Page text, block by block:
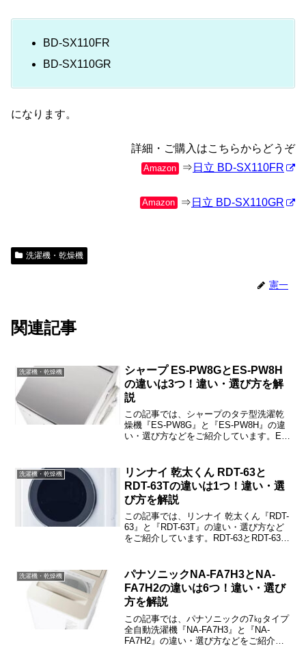
BD-SX110FR
BD-SX110GR
になります。
詳細・ご購入はこちらからどうぞ
Amazon ⇒ 日立 BD-SX110FR
Amazon ⇒ 日立 BD-SX110GR
洗濯機・乾燥機
憲一
関連記事
洗濯機・乾燥機
シャープ ES-PW8GとES-PW8H
の違いは3つ！違い・選び方を解
説
この記事では、シャープのタテ型洗濯乾
燥機『ES-PW8G』と『ES-PW8H』の違
い・選び方などをご紹介しています。ES-
ー）の有無」の3つです。
洗濯機・乾燥機
リンナイ 乾太くん RDT-63と
RDT-63Tの違いは1つ！違い・選
び方を解説
この記事では、リンナイ 乾太くん『RDT-
63』と『RDT-63T』の違い・選び方など
をご紹介しています。RDT-63とRDT-63T
洗濯機・乾燥機
パナソニックNA-FA7H3とNA-
FA7H2の違いは6つ！違い・選び
方を解説
この記事では、パナソニックの7㎏タイプ
全自動洗濯機『NA-FA7H3』と『NA-
FA7H2』の違い・選び方などをご紹介し